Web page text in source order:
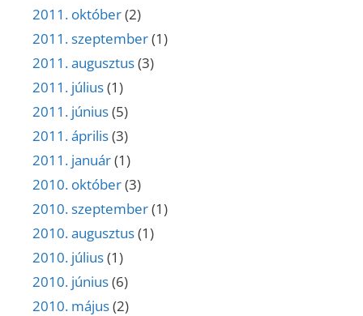
2011. október(2)
2011. szeptember(1)
2011. augusztus(3)
2011. július(1)
2011. június(5)
2011. április(3)
2011. január(1)
2010. október(3)
2010. szeptember(1)
2010. augusztus(1)
2010. július(1)
2010. június(6)
2010. május(2)